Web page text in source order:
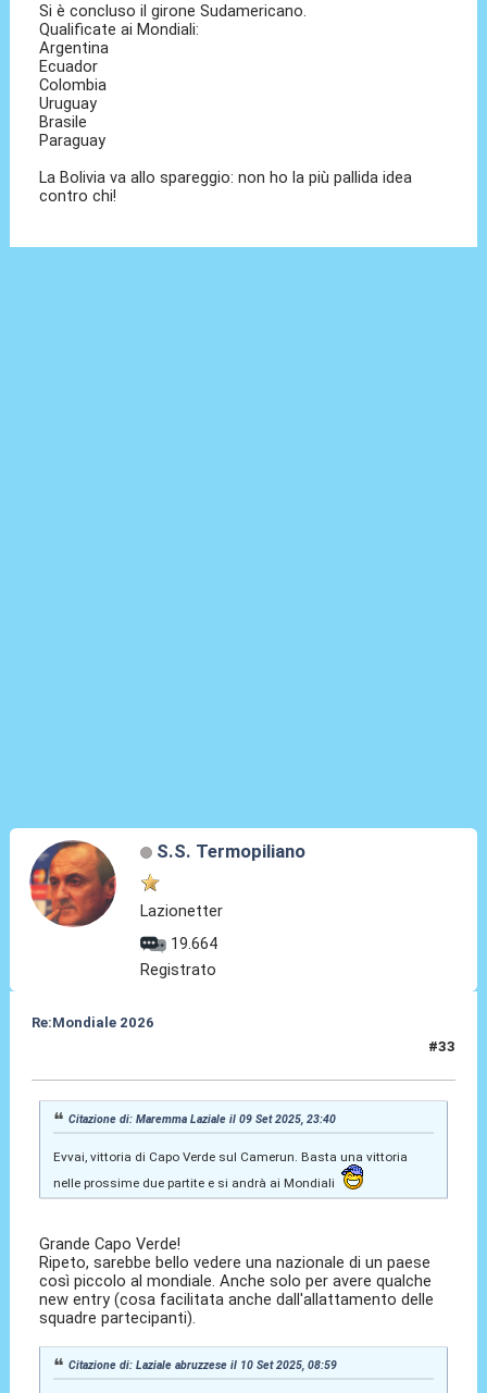
Si è concluso il girone Sudamericano.
Qualificate ai Mondiali:
Argentina
Ecuador
Colombia
Uruguay
Brasile
Paraguay
La Bolivia va allo spareggio: non ho la più pallida idea
contro chi!
S.S. Termopiliano
Lazionetter
19.664
Registrato
Re:Mondiale 2026
#33
Citazione di: Maremma Laziale il 09 Set 2025, 23:40
Evvai, vittoria di Capo Verde sul Camerun. Basta una vittoria
nelle prossime due partite e si andrà ai Mondiali
Grande Capo Verde!
Ripeto, sarebbe bello vedere una nazionale di un paese
così piccolo al mondiale. Anche solo per avere qualche
new entry (cosa facilitata anche dall'allattamento delle
squadre partecipanti).
Citazione di: Laziale abruzzese il 10 Set 2025, 08:59